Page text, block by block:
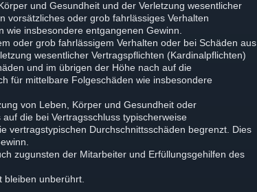
und Gesundheit und der Verletzung wesentlicher
vorsätzliches oder grob fahrlässiges Verhalten
insbesondere entgangenen Gewinn.
oder grob fahrlässigem Verhalten oder bei Schäden aus
wesentlicher Vertragspflichten (Kardinalpflichten)
und im übrigen der Höhe nach auf die
für mittelbare Folgeschäden wie insbesondere
von Leben, Körper und Gesundheit oder
die bei Vertragsschluss typischerweise
vertragstypischen Durchschnittsschäden begrenzt. Dies
zugunsten der Mitarbeiter und Erfüllungsgehilfen des
unberührt.